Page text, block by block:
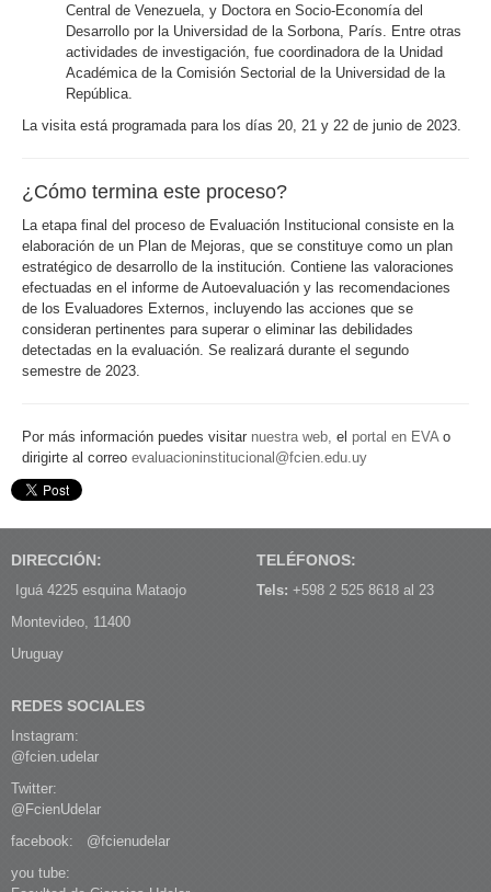
Central de Venezuela, y Doctora en Socio-Economía del
Desarrollo por la Universidad de la Sorbona, París. Entre otras
actividades de investigación, fue coordinadora de la Unidad
Académica de la Comisión Sectorial de la Universidad de la
República.
La visita está programada para los días 20, 21 y 22 de junio de 2023.
¿Cómo termina este proceso?
La etapa final del proceso de Evaluación Institucional consiste en la
elaboración de un Plan de Mejoras, que se constituye como un plan
estratégico de desarrollo de la institución. Contiene las valoraciones
efectuadas en el informe de Autoevaluación y las recomendaciones
de los Evaluadores Externos, incluyendo las acciones que se
consideran pertinentes para superar o eliminar las debilidades
detectadas en la evaluación. Se realizará durante el segundo
semestre de 2023.
Por más información puedes visitar nuestra web, el portal en EVAo
dirigirte al correo evaluacioninstitucional@fcien.edu.uy
DIRECCIÓN:
Iguá 4225 esquina Mataojo
Montevideo, 11400
Uruguay
TELÉFONOS:
Tels: +598 2 525 8618 al 23
REDES SOCIALES
Instagram:
@fcien.udelar
Twitter:
@FcienUdelar
facebook: @fcienudelar
you tube: